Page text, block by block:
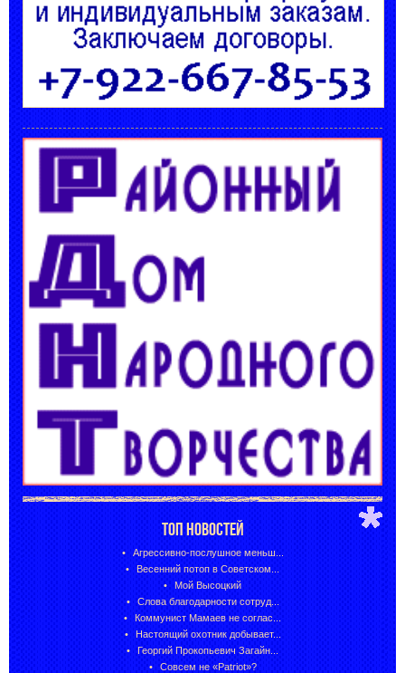
ТОП НОВОСТЕЙ
Агрессивно-послушное меньш...
Весенний потоп в Советском...
Мой Высоцкий
Слова благодарности сотруд...
Коммунист Мамаев не соглас...
Настоящий охотник добывает...
Георгий Прокопьевич Загайн...
Совсем не «Patriot»?